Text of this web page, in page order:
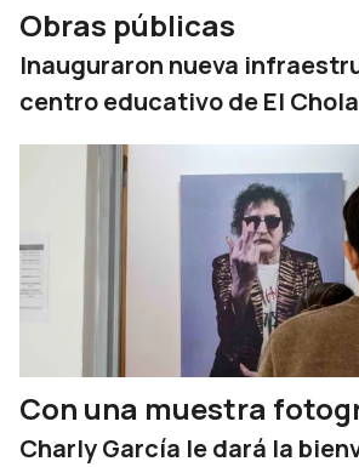
Obras públicas
Inauguraron nueva
centro educativo de El
Con una muestra
Charly García le dará la